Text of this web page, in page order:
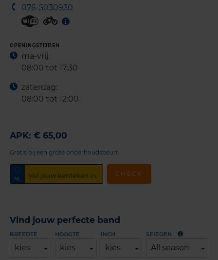
076-5030930
OPENINGSTIJDEN
ma-vrij:
08:00 tot 17:30
zaterdag:
08:00 tot 12:00
APK: € 65,00
Gratis bij een grote onderhoudsbeurt
CHECK
Vind jouw perfecte band
BREEDTE
kies
HOOGTE
kies
INCH
kies
SEIZOEN
All season